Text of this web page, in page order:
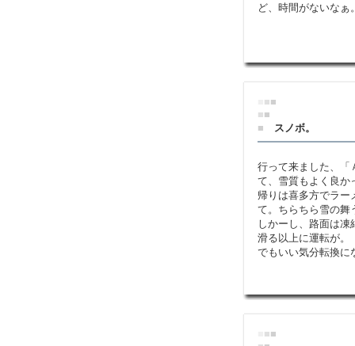
ど、時間がないなぁ
■■
■■
■
スノボ。
行って来ました、「
て、雪質もよく良か
帰りは喜多方でラー
て。ちらちら雪の舞
しかーし、路面は
滑る以上に運転が。
でもいい気分転換に
■■